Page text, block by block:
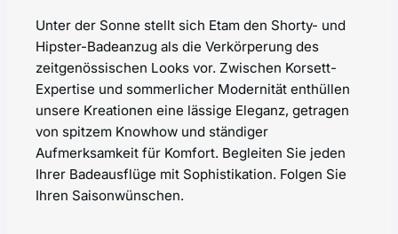
Unter der Sonne stellt sich Etam den Shorty- und
Hipster-Badeanzug als die Verkörperung des
zeitgenössischen Looks vor. Zwischen Korsett-
Expertise und sommerlicher Modernität enthüllen
unsere Kreationen eine lässige Eleganz, getragen
von spitzem Knowhow und ständiger
Aufmerksamkeit für Komfort. Begleiten Sie jeden
Ihrer Badeausflüge mit Sophistikation. Folgen Sie
Ihren Saisonwünschen.